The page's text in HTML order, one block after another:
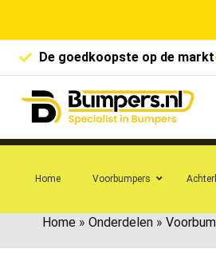
De goedkoopste op de markt
Home Voorbumpers
Home » Onderdelen »